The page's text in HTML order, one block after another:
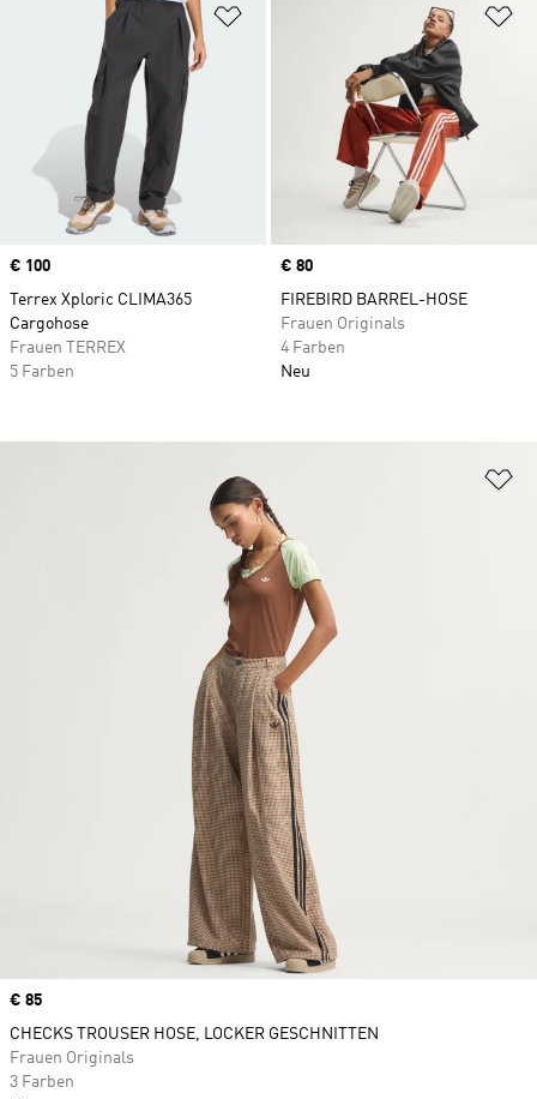
Zur Wunschliste hinzufügen
Price
€ 100
Terrex Xploric CLIMA365
Cargohose
Frauen TERREX
5 Farben
Price
€ 80
FIREBIRD BARREL-HOSE
Frauen Originals
4 Farben
Neu
Price
€ 85
CHECKS TROUSER HOSE, LOCKER GESCHNITTEN
Frauen Originals
3 Farben